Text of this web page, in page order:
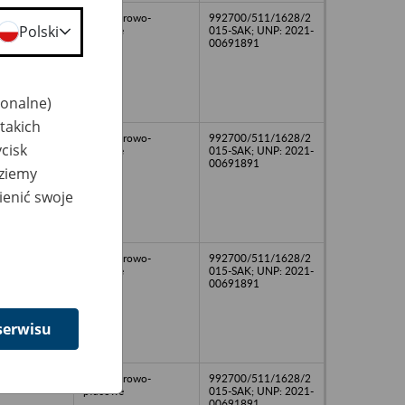
akta kadrowo-
płacowe
992700/511/1628/2
015-SAK; UNP: 2021-
00691891
akta kadrowo-
płacowe
992700/511/1628/2
015-SAK; UNP: 2021-
00691891
akta kadrowo-
płacowe
992700/511/1628/2
015-SAK; UNP: 2021-
00691891
akta kadrowo-
płacowe
992700/511/1628/2
015-SAK; UNP: 2021-
Polski
swoje